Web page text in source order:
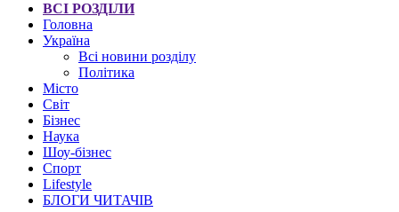
ВСІ РОЗДІЛИ
Головна
Україна
Всі новини розділу
Політика
Місто
Світ
Бізнес
Наука
Шоу-бізнес
Спорт
Lifestyle
БЛОГИ ЧИТАЧІВ